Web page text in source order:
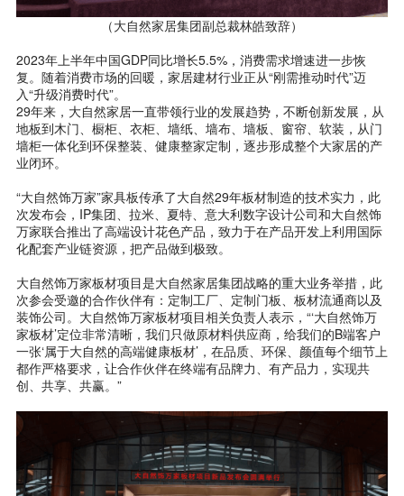
（大自然家居集团副总裁林皓致辞）
2023年上半年中国GDP同比增长5.5%，消费需求增速进一步恢
复。随着消费市场的回暖，家居建材行业正从“刚需推动时代”迈
入“升级消费时代”。
29年来，大自然家居一直带领行业的发展趋势，不断创新发展，从
地板到木门、橱柜、衣柜、墙纸、墙布、墙板、窗帘、软装，从门
墙柜一体化到环保整装、健康整家定制，逐步形成整个大家居的产
业闭环。
“大自然饰万家”家具板传承了大自然29年板材制造的技术实力，此
次发布会，IP集团、拉米、夏特、意大利数字设计公司和大自然饰
万家联合推出了高端设计花色产品，致力于在产品开发上利用国际
化配套产业链资源，把产品做到极致。
大自然饰万家板材项目是大自然家居集团战略的重大业务举措，此
次参会受邀的合作伙伴有：定制工厂、定制门板、板材流通商以及
装饰公司。大自然饰万家板材项目相关负责人表示，“‘大自然饰万
家板材’定位非常清晰，我们只做原材料供应商，给我们的B端客户
一张‘属于大自然的高端健康板材’，在品质、环保、颜值每个细节上
都作严格要求，让合作伙伴在终端有品牌力、有产品力，实现共
创、共享、共赢。”